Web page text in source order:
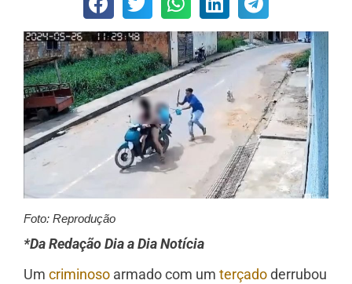
Foto: Reprodução
*Da Redação Dia a Dia Notícia
Um criminoso armado com um terçadoderrubou